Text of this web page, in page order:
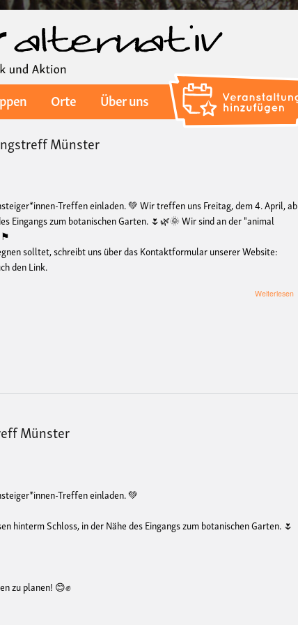
Inhalt
Orte
Über uns
Münster
Treffen einladen. 💚 Wir treffen uns Freitag, dem 4. April, ab
Eingangs zum botanischen Garten. 🌷🌿🌞 Wir sind an der "animal
solltet, schreibt unsüber das Kontaktformular unserer Website:
den Link.
Weiterlesen
Münster
Treffen einladen. 💚
hinterm Schloss, in der Nähe des Eingangs zum botanischen Garten. 🌷
zu planen! 😊✊